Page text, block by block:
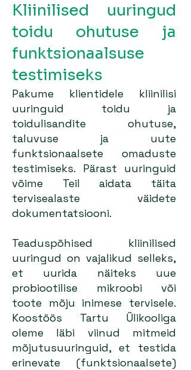
Kliinilised uuringud
toidu ohutuse ja
funktsionaalsuse
testimiseks
Pakume klientidele kliinilisi
uuringuid toidu ja
toidulisandite ohutuse,
taluvuse ja uute
funktsionaalsete omaduste
testimiseks. Pärast uuringuid
võime Teil aidata täita
tervisealaste väidete
dokumentatsiooni.
Teaduspõhised kliinilised
uuringud on vajalikud selleks,
et uurida näiteks uue
probiootilise mikroobi või
toote mõju inimese tervisele.
Koostöös Tartu Ülikooliga
oleme läbi viinud mitmeid
mõjutusuuringuid, et testida
erinevate (funktsionaalsete)